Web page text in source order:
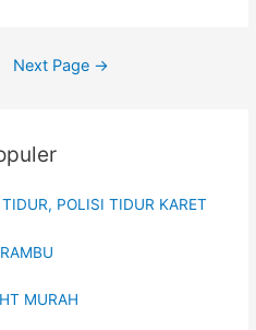
Next Page →
POLISI TIDUR KARET
MURAH